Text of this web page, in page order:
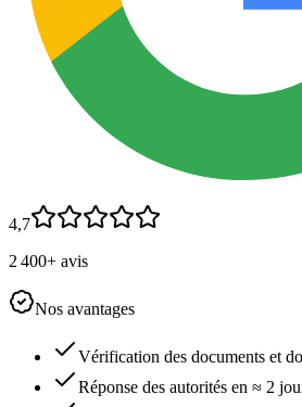
4,7
2 400+ avis
Nos avantages
Vérification des documents et
Réponse des autorités en ≈ 2